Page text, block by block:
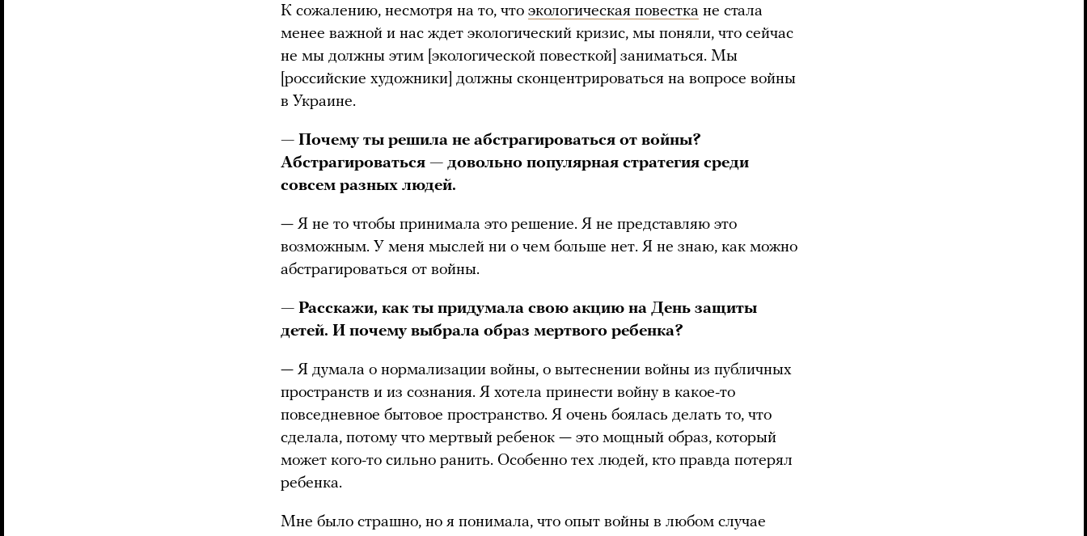
К сожалению, несмотря на то, что экологическая повестка не стала
менее важной и нас ждет экологический кризис, мы поняли, что сейчас
не мы должны этим [экологической повесткой] заниматься. Мы
[российские художники] должны сконцентрироваться на вопросе войны
в Украине.
— Почему ты решила не абстрагироваться от войны?
Абстрагироваться — довольно популярная стратегия среди
совсем разных людей.
— Я не то чтобы принимала это решение. Я не представляю это
возможным. У меня мыслей ни о чем больше нет. Я не знаю, как можно
абстрагироваться от войны.
— Расскажи, как ты придумала свою акцию на День защиты
детей. И почему выбрала образ мертвого ребенка?
— Я думала о нормализации войны, о вытеснении войны из публичных
пространств и из сознания. Я хотела принести войну в какое-то
повседневное бытовое пространство. Я очень боялась делать то, что
сделала, потому что мертвый ребенок — это мощный образ, который
может кого-то сильно ранить. Особенно тех людей, кто правда потерял
ребенка.
Мне было страшно, но я понимала, что опыт войны в любом случае